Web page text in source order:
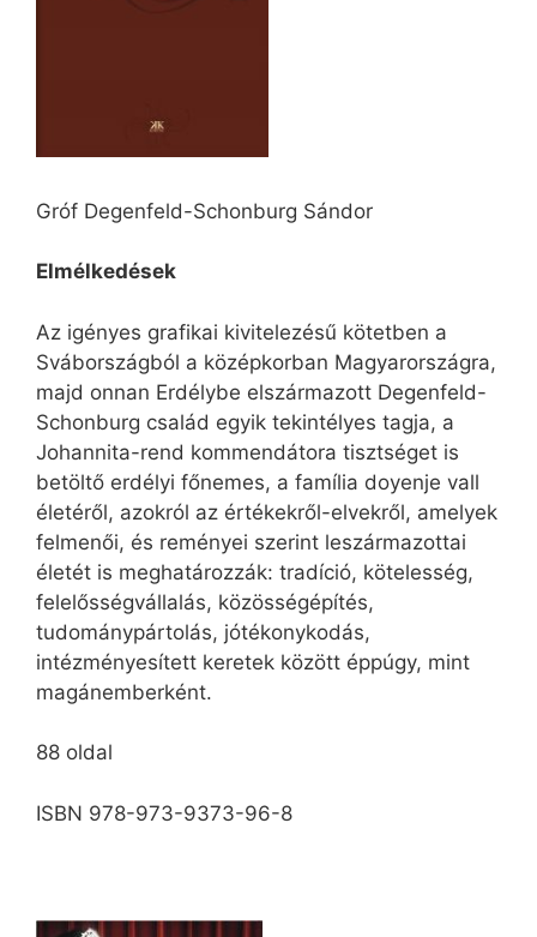
Gróf Degenfeld-Schonburg Sándor
Elmélkedések
Az igényes grafikai kivitelezésű kötetben a
Svábországból a középkorban Magyarországra,
majd onnan Erdélybe elszármazott Degenfeld-
Schonburg család egyik tekintélyes tagja, a
Johannita-rend kommendátora tisztséget is
betöltő erdélyi főnemes, a família doyenje vall
életéről, azokról az értékekről-elvekről, amelyek
felmenői, és reményei szerint leszármazottai
életét is meghatározzák: tradíció, kötelesség,
felelősségvállalás, közösségépítés,
tudománypártolás, jótékonykodás,
intézményesített keretek között éppúgy, mint
magánemberként.
88 oldal
ISBN 978-973-9373-96-8